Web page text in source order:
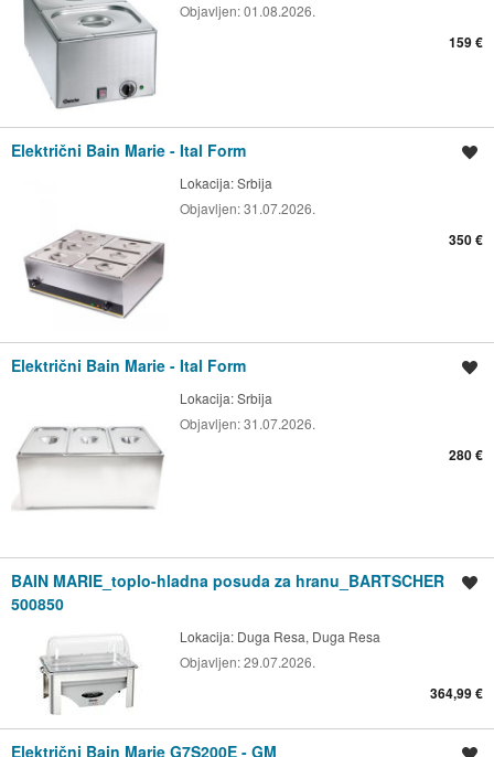
Objavljen:01.08.2026.
159 €
Električni Bain Marie - Ital Form
Lokacija:Srbija
Objavljen:31.07.2026.
350 €
Električni Bain Marie - Ital Form
Lokacija:Srbija
Objavljen:31.07.2026.
280 €
BAIN MARIE_toplo-hladna posuda za hranu_BARTSCHER
500850
Lokacija: Duga Resa, Duga Resa
Objavljen:29.07.2026.
364,99 €
Električni Bain Marie G7S200E - GM